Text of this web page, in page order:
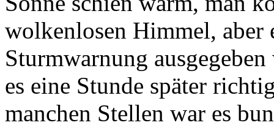
wolkenlosen Himmel, aber
Sturmwarnung
es eine Stunde später
manchen Stellen war es